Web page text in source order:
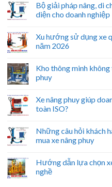
Bộ giải pháp nâng, di
diện cho doanh nghiệp
Xu hướng sử dụng xe
năm 2026
Kho thông minh
phuy
Xe nâng phuy giúp
toàn ISO?
Những câu hỏi khách
mua xe nâng phuy
Hướng dẫn lựa chọn
nghề